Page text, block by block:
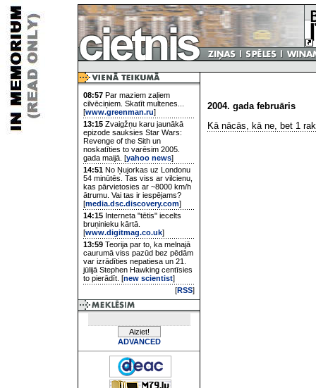
08:57 Par maziem zaļiem
cilvēciņiem. Skatīt multenes...
[www.greenman.ru]
13:15 Zvaigžņu karu jaunākā
epizode sauksies Star Wars:
Revenge of the Sith un
noskatīties to varēsim 2005.
gada maijā. [yahoo news]
14:51 No Ņujorkas uz Londonu
54 minūtēs. Tas viss ar vilcienu,
kas pārvietosies ar ~8000 km/h
ātrumu. Vai tas ir iespējams?
[media.dsc.discovery.com]
14:15 Interneta "tētis" iecelts
bruņinieku kārtā.
[www.digitmag.co.uk]
13:59 Teorija par to, ka melnajā
caurumā viss pazūd bez pēdām
var izrādīties nepatiesa un 21.
jūlijā Stephen Hawking centīsies
to pierādīt. [new scientist]
[RSS]
ADVANCED
2004. gada februāris
Kā nācās, kā ne, bet 1